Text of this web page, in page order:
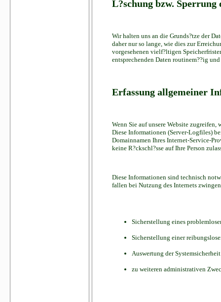
L?schung bzw. Sperrung
Wir halten uns an die Grunds?tze der
daher nur so lange, wie dies zur
vorgesehenen vielf?ltigen
entsprechenden Daten routinem??ig
Erfassung allgemeiner
Wenn Sie auf unsere Website
Diese Informationen (Server-Logfiles)
Domainnamen Ihres Internet-Service-
keine R?ckschl?sse auf Ihre Person
Diese Informationen sind technisch
fallen bei Nutzung des Internets
Sicherstellung eines
Sicherstellung einer
Auswertung der
zu weiteren administrativen